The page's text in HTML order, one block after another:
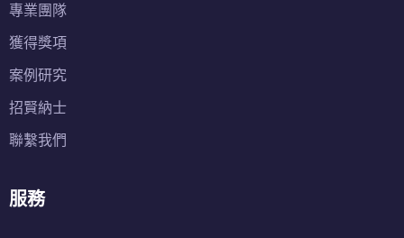
專業團隊
獲得獎項
案例研究
招賢納士
聯繫我們
服務